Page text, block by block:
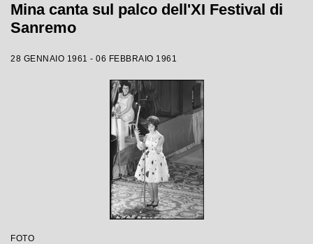
Mina canta sul palco dell'XI Festival di
Sanremo
28 GENNAIO 1961 - 06 FEBBRAIO 1961
FOTO